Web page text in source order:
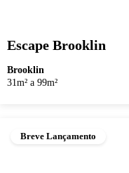
Escape Brooklin
Brooklin
31m² a 99m²
Breve Lançamento